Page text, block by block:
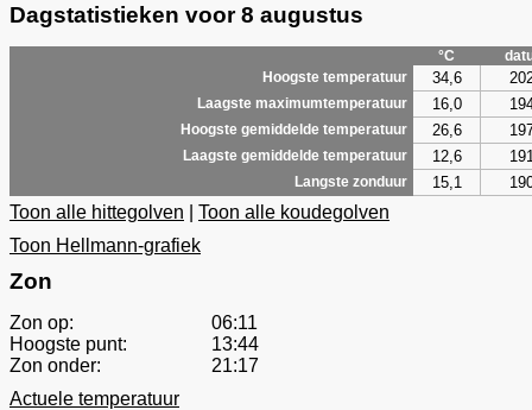
Dagstatistieken voor 8 augustus
°C
Hoogste temperatuur
34,6
Laagste maximumtemperatuur 16,0
Hoogste gemiddelde temperatuur 26,6
Laagste gemiddelde temperatuur 12,6
Langste zonduur 15,1
Toon alle hittegolven
Toon alle koudegolven
Toon Hellmann-grafiek
Zon
Zon op:
06:11
Hoogste punt:
13:44
Zon onder:
21:17
Actuele temperatuur